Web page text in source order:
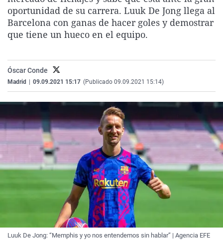
La rosa de los vientos
Gente viajera
Caso
Retornados
Operación Viuda
Extremadura
Galicia
Navarra
País Vasco
Virales
Televisión
oportunidad de su carrera. Luuk De Jong llega al
Barcelona con ganas de hacer goles y demostrar
que tiene un hueco en el equipo.
Óscar Conde
Madrid 09.09.2021 15:17 (Publicado 09.09.2021 15:14)
Luuk De Jong: “Memphis y yo nos entendemos sin hablar” | Agencia EFE